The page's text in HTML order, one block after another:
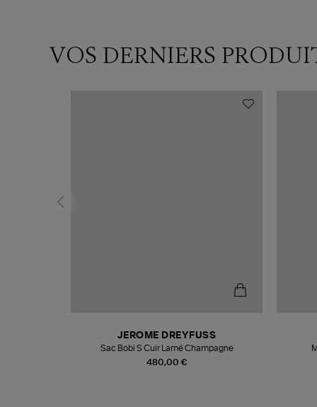
VOS DERNIERS
480,00 €
JEROME DREYFUSS
Sac Bobi S Cuir Lamé Champagne